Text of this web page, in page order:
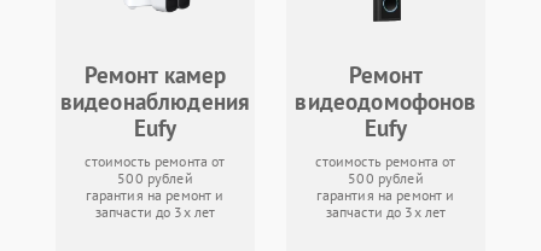
Ремонт камер
видеонаблюдения
Eufy
стоимость ремонта от
500 рублей
гарантия на ремонт и
запчасти до 3х лет
Ремонт
видеодомофонов
Eufy
стоимость ремонта от
500 рублей
гарантия на ремонт и
запчасти до 3х лет